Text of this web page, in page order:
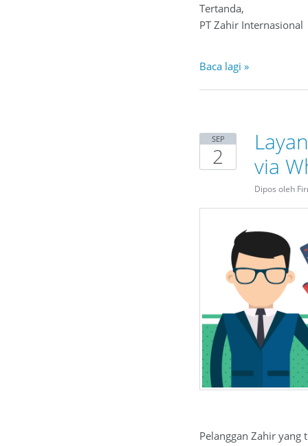
Tertanda,
PT Zahir Internasional
Baca lagi »
SEP
2
via
Dipos oleh
Pelanggan Zahir yang